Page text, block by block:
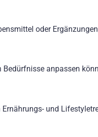
oder
anpassen
und